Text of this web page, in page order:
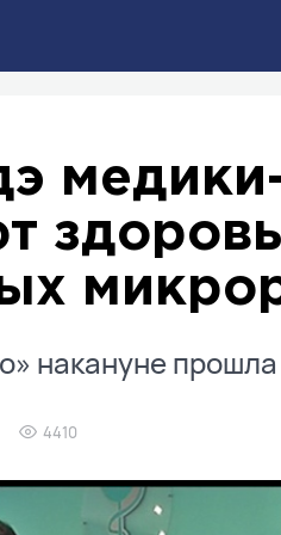
накануне
4410